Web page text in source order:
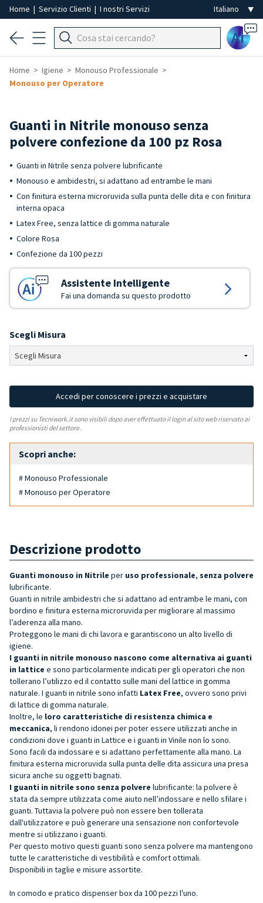
Home | Servizio Clienti | I nostri Servizi
Ai
Home Igiene
Monouso Professionale
Monouso per Operatore
Guanti in Nitrile monouso senza
polvere confezione da 100 pz Rosa
Guanti in Nitrile senza polvere lubrificante
Monouso e ambidestri, si adattano ad entrambe le mani
Con finitura esterna microruvida sulla punta delle dita e con finitura
interna opaca
Latex Free, senza lattice di gomma naturale
Colore Rosa
Confezione da 100 pezzi
Assistente Intelligente
Fai una domanda su questo prodotto
Scegli Misura
Accedi per conoscere i prezzi e acquistare
I prezzi su Tecniwork.it sono visibili dopo aver effettuato il login al sito web riservato ai
professionisti del settore.
Scopri anche:
# Monouso Professionale
# Monouso per Operatore
Descrizione prodotto
Guanti monouso in Nitrile per uso professionale, senza polvere
lubrificante.
Guanti in nitrile ambidestri che si adattano ad entrambe le mani, con
bordino e finitura esterna microruvida per migliorare al massimo
l’aderenza alla mano.
Proteggono le mani di chi lavora e garantiscono un alto livello di
igiene.
I guanti in nitrile monouso nascono come alternativa ai guanti
in lattice e sono particolarmente indicati per gli operatori che non
tollerano l’utilizzo ed il contatto sulle mani del lattice in gomma
naturale. I guanti in nitrile sono infatti Latex Free, ovvero sono privi
di lattice di gomma naturale.
Inoltre, le loro caratteristiche di resistenza chimica e
meccanica, li rendono idonei per poter essere utilizzati anche in
condizioni dove i guanti in Lattice e i guanti in Vinile non lo sono.
Sono facili da indossare e si adattano perfettamente alla mano. La
finitura esterna microruvida sulla punta delle dita assicura una presa
sicura anche su oggetti bagnati.
I guanti in nitrile sono senza polvere lubrificante: la polvere è
stata da sempre utilizzata come aiuto nell’indossare e nello sfilare i
guanti. Tuttavia la polvere può non essere ben tollerata
dall'utilizzatore e può generare una sensazione non confortevole
mentre si utilizzano i guanti.
Per questo motivo questi guanti sono senza polvere ma mantengono
tutte le caratteristiche di vestibilità e comfort ottimali.
Disponibili in taglie e misure assortite.
In comodo e pratico dispenser box da 100 pezzi l'uno.